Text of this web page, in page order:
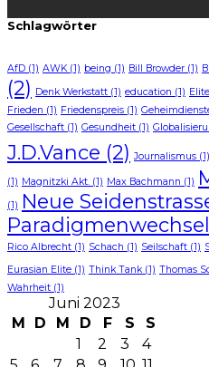
Schlagwörter
AfD (1) AWK(1) being (1) Bill Browder (1)
(2)
Denk Werkstatt (1) education (1) Elite
Frieden (1) Friedenspreis (1)
Gesellschaft (1) Gesundheit (1)
J.D.Vance (2) Journalismus (1)
(1) Magnitzki Akt. (1) Max Bachmann (1)
(1) Neue
Paradigmenwechsel
Rico Albrecht (1) Schach (1) Seilschaft (1)
Eurasian Elite (1) Think Tank(1) Thomas
Wahrheit (1)
Juni 2023
M
D M D F S S
1 2 3
4